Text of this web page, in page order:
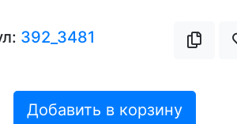
392_3481
Добавить в корзину